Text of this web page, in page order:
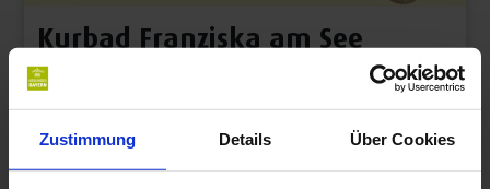
Zustimmung Details Über Cookies
schonende Tiefenerwärmung des Körpers
seiner Wirkung auch ansonsten mäßig durchblutete
Regionen wie Gelenke und Knorpel intensiv durchwärmt
und dem Körperkern im Vergleich zu einem Wasserbad die
siebenfache Wärmemenge zuführt. Dazu fühlen Sie sich
leicht und schwerelos, da IhreGelenke um bis zu 90
Kurbad Franziska am See
Hotel mit Badeabteilung
Detailseite